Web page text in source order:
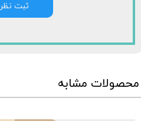
ثبت نظر
محصولات مشابه